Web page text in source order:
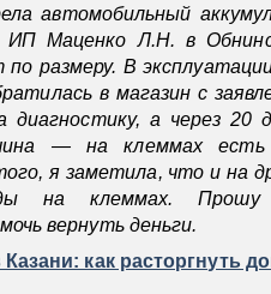
автомобильный
ИП Маценко Л.Н. в
по размеру. В
в магазин с
диагностику, а через 20
— на клеммах
я заметила, что и на
на клеммах. Прошу
вернуть деньги.
как расторгнуть